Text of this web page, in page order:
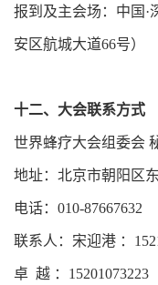
报到及主会场：中国·
安区航城大道66号）
十二、大会联系方式
世界蜂疗大会组委会
地址：北京市朝阳区
电话：010-87667632
联系人：宋迎港 ：
卓 越 ：15201073223